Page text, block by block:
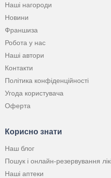
Наші нагороди
Новини
Франшиза
Робота у нас
Наші автори
Контакти
Політика конфіденційності
Угода користувача
Оферта
Корисно знати
Наш блог
Пошук і онлайн-резервування
Наші аптеки